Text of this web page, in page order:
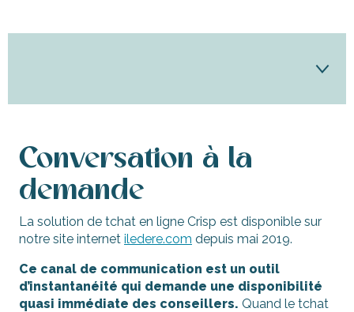
Conversation à la demande
Avantages
Retours satisfaction
Points de vigilances
Avis utilisateurs
Conversation à la
demande
La solution de tchat en ligne Crisp est disponible sur
notre site internet iledere.com depuis mai 2019.
Ce canal de communication est un outil
d’instantanéité qui demande une disponibilité
quasi immédiate des conseillers. Quand le tchat